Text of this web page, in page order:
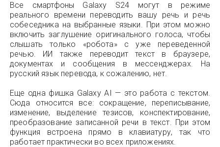
Все смартфоны Galaxy S24 могут в режиме
реального времени переводить вашу речь и речь
собеседника на выбранные языки. При этом можно
включить заглушение оригинального голоса, чтобы
слышать только «робота» с уже переведенной
речью. ИИ также переводит текст в браузере,
документах и сообщения в мессенджерах. На
русский язык перевода, к сожалению, нет.
Еще одна фишка Galaxy AI — это работа с текстом.
Сюда относится все: сокращение, переписывание,
изменение, выделение тезисов, конспектирование,
преобразование записанной речи в текст. При этом
функция встроена прямо в клавиатуру, так что
работает практически во всех приложениях.